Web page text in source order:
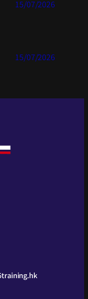
15/07/2026
15/07/2026